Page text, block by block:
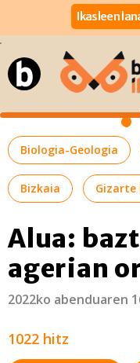
Ikasleen
Biologia-Geologia
Bizkaia
Alua:
agerian
2022ko abenduaren
1022 hitz